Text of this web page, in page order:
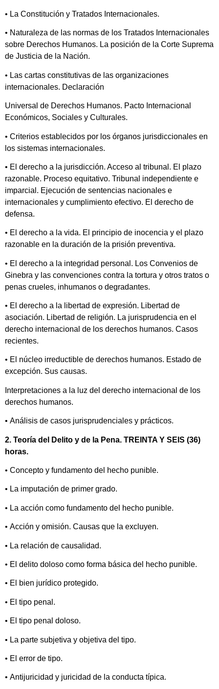
• La Constitución y Tratados Internacionales.
• Naturaleza de las normas de los Tratados Internacionales
sobre Derechos Humanos. La posición de la Corte Suprema
de Justicia de la Nación.
• Las cartas constitutivas de las organizaciones
internacionales. Declaración
Universal de Derechos Humanos. Pacto Internacional
Económicos, Sociales y Culturales.
• Criterios establecidos por los órganos jurisdiccionales en
los sistemas internacionales.
• El derecho a la jurisdicción. Acceso al tribunal. El plazo
razonable. Proceso equitativo. Tribunal independiente e
imparcial. Ejecución de sentencias nacionales e
internacionales y cumplimiento efectivo. El derecho de
defensa.
• El derecho a la vida. El principio de inocencia y el plazo
razonable en la duración de la prisión preventiva.
• El derecho a la integridad personal. Los Convenios de
Ginebra y las convenciones contra la tortura y otros tratos o
penas crueles, inhumanos o degradantes.
• El derecho a la libertad de expresión. Libertad de
asociación. Libertad de religión. La jurisprudencia en el
derecho internacional de los derechos humanos. Casos
recientes.
• El núcleo irreductible de derechos humanos. Estado de
excepción. Sus causas.
Interpretaciones a la luz del derecho internacional de los
derechos humanos.
• Análisis de casos jurisprudenciales y prácticos.
2. Teoría del Delito y de la Pena. TREINTA Y SEIS (36)
horas.
• Concepto y fundamento del hecho punible.
• La imputación de primer grado.
• La acción como fundamento del hecho punible.
• Acción y omisión. Causas que la excluyen.
• La relación de causalidad.
• El delito doloso como forma básica del hecho punible.
• El bien jurídico protegido.
• El tipo penal.
• El tipo penal doloso.
• La parte subjetiva y objetiva del tipo.
• El error de tipo.
• Antijuricidad y juricidad de la conducta típica.